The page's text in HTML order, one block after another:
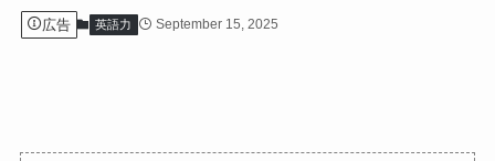
広告 英語力 September 15, 2025